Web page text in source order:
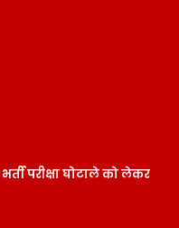
परीक्षा घोटाले को लेकर